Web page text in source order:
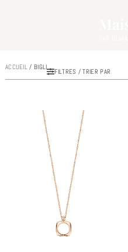
ACCUEIL / BIGLI
FILTRES / TRIER PAR